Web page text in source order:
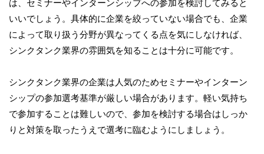
は、セミナーやインターンシップへの参加を検討してみると
いいでしょう。具体的に企業を絞っていない場合でも、企業
によって取り扱う分野が異なってくる点を気にしなければ、
シンクタンク業界の雰囲気を知ることは十分に可能です。
シンクタンク業界の企業は人気のためセミナーやインターン
シップの参加選考基準が厳しい場合があります。軽い気持ち
で参加することは難しいので、参加を検討する場合はしっか
りと対策を取ったうえで選考に臨むようにしましょう。